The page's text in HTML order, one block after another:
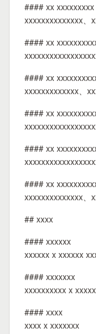
#### xx xxxxxxxxx
xxxxxxxxxxxxxx、
#### xx
#### xx
xxxxxxxxxxxxx、
#### xx
#### xx
#### xx
xxxxxxxxxxxxxx、
## xxxx
#### xxxxxx
xxxxxx x xxxxxx
#### xxxxxxx
xxxxxxxxxx x
#### xxxx
xxxx x xxxxxxx